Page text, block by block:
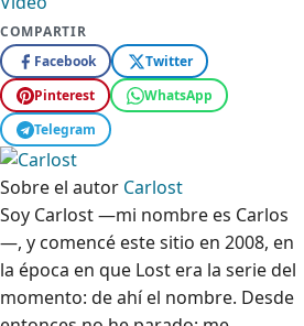
COMPARTIR
Facebook
Twitter
Pinterest
WhatsApp
Telegram
Sobre el autor Carlost
Soy Carlost —mi nombre es Carlos
—, y comencé este sitio en 2008, en
la época en que Lost era la serie del
momento: de ahí el nombre. Desde